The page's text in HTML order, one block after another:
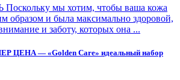
мы хотим, чтобы ваша кожа
образом и была максимально здоровой,
и заботу, которых она ...
— «Golden Care» идеальный набор